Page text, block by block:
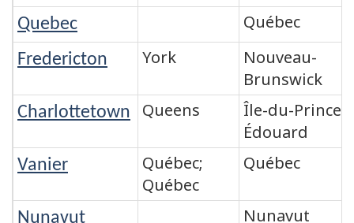
Quebec Québec
Fredericton York
Nouveau-
Brunswick
Charlottetown Queens
Île-du-Prince-
Édouard
Vanier
Québec;
Québec
Québec
Nunavut Nunavut